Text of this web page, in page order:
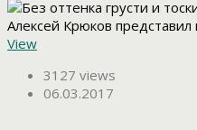
View
3127 views
06.03.2017